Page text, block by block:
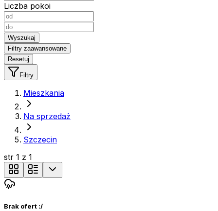
Liczba pokoi
Wyszukaj
Filtry zaawansowane
Resetuj
Filtry
Mieszkania
Na sprzedaż
Szczecin
str 1 z 1
Brak ofert :/